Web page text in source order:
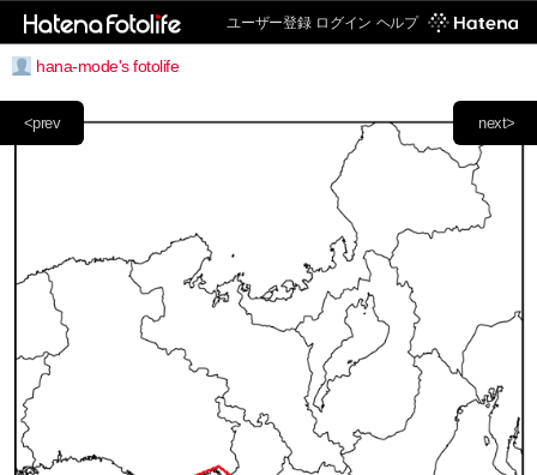
ユーザー登録 ログイン ヘルプ
hana-mode's fotolife
next>
<prev